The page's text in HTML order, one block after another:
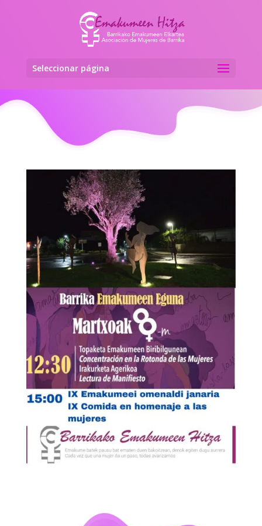
Seleccionar página